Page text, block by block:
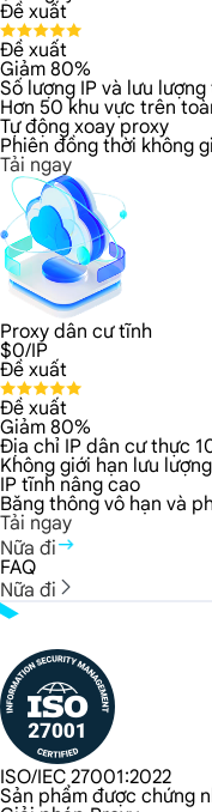
Đề xuất
Đề xuất
Giảm 80%
Số lượng IP và lưu
Hơn 50 khu vực trên
Tự động xoay proxy
Phiên đồng thời không
Tải ngay
Proxy dân cư tĩnh
$0/IP
Đề xuất
Đề xuất
Giảm 80%
Địa chỉ IP dân cư thực
Không giới hạn lưu lượng
IP tĩnh nâng cao
Băng thông vô hạn và
Tải ngay
Nữa đi
FAQ
Nữa đi
ISO/IEC 27001:2022
Sản phẩm được chứng